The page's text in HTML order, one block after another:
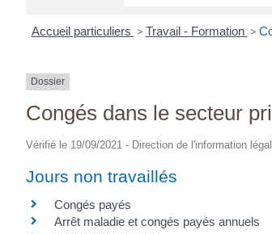
Accueil particuliers > Travail - Formation >
Dossier
Congés dans le secteur
Vérifié le 19/09/2021 - Direction de l'information
Jours non travaillés
Congés payés
Arrêt maladie et congés payés annuels